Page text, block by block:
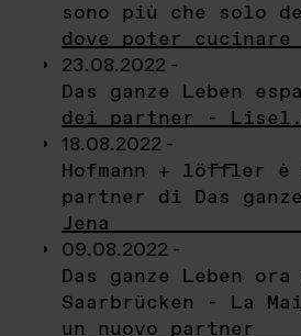
sono più che solo
dove poter cucinare
23.08.2022 -
Das ganze Leben
dei partner -
18.08.2022 -
Hofmann + löffler
partner di Das
Jena
09.08.2022 -
Das ganze Leben ora
Saarbrücken - La
un nuovo partner